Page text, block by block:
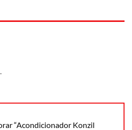
“Acondicionador Konzil